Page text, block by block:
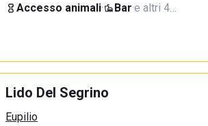
Accesso animali· Bar·e altri 4…
Lido Del Segrino
Eupilio